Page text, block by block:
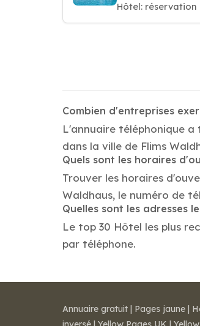
Hôtel:
Combien d'entreprises
L'annuaire téléphonique
dans la ville de Flims
Quels sont les horaires
Trouver les horaires
Waldhaus, le numéro de
Quelles sont les adresses
Le top 30 Hôtel les plus
par téléphone.
Annuaire gratuit | Pages jaune |